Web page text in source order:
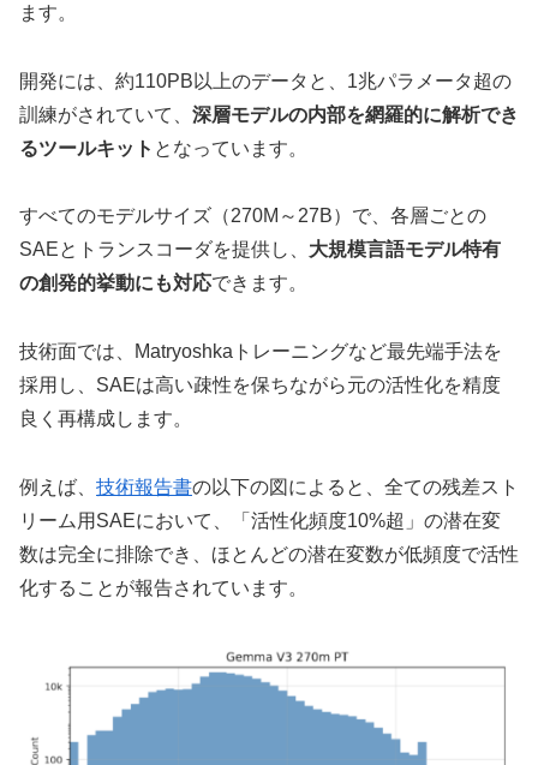
ます。
開発には、約110PB以上のデータと、1兆パラメータ超の
訓練がされていて、 深層モデルの内部を網羅的に解析でき
るツールキット となっています。
すべてのモデルサイズ（270M～27B）で、各層ごとの
SAEとトランスコーダを提供し、 大規模言語モデル特有
の創発的挙動にも対応できます。
技術面では、Matryoshkaトレーニングなど最先端手法を
採用し、SAEは高い疎性を保ちながら元の活性化を精度
良く再構成します。
例えば、 技術報告書の以下の図によると、全ての残差スト
リーム用SAEにおいて、「活性化頻度10%超」の潜在変
数は完全に排除でき、ほとんどの潜在変数が低頻度で活性
化することが報告されています。